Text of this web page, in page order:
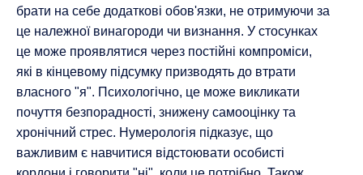
брати на себе додаткові обов'язки, не отримуючи за
це належної винагороди чи визнання. У стосунках
це може проявлятися через постійні компроміси,
які в кінцевому підсумку призводять до втрати
власного "я". Психологічно, це може викликати
почуття безпорадності, знижену самооцінку та
хронічний стрес. Нумерологія підказує, що
важливим є навчитися відстоювати особисті